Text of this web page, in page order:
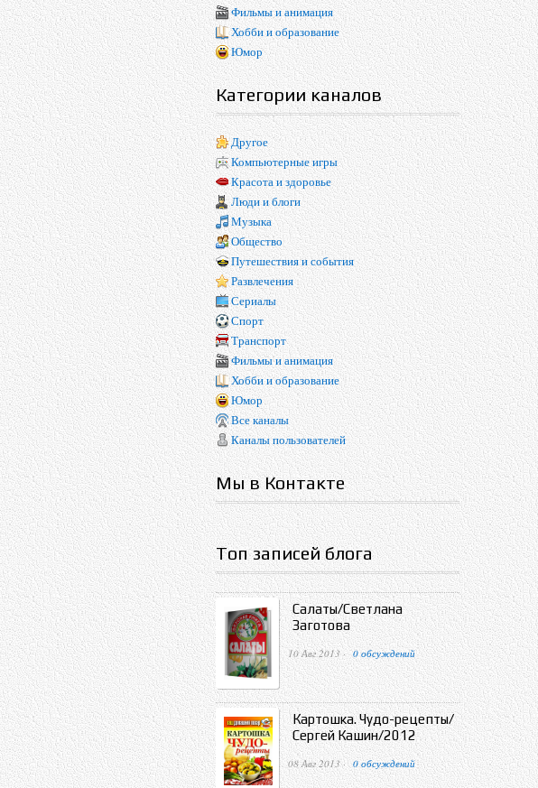
Фильмы и анимация
Хобби и образование
Юмор
Категории каналов
Другое
Компьютерные игры
Красота и здоровье
Люди и блоги
Музыка
Общество
Путешествия и события
Развлечения
Сериалы
Спорт
Транспорт
Фильмы и анимация
Хобби и образование
Юмор
Все каналы
Каналы пользователей
Мы в Контакте
Топ записей блога
Салаты/Светлана
Заготова
10 Авг 2013 · 0 обсуждений
Картошка. Чудо-рецепты/
Сергей Кашин/2012
08 Авг 2013 · 0 обсуждений